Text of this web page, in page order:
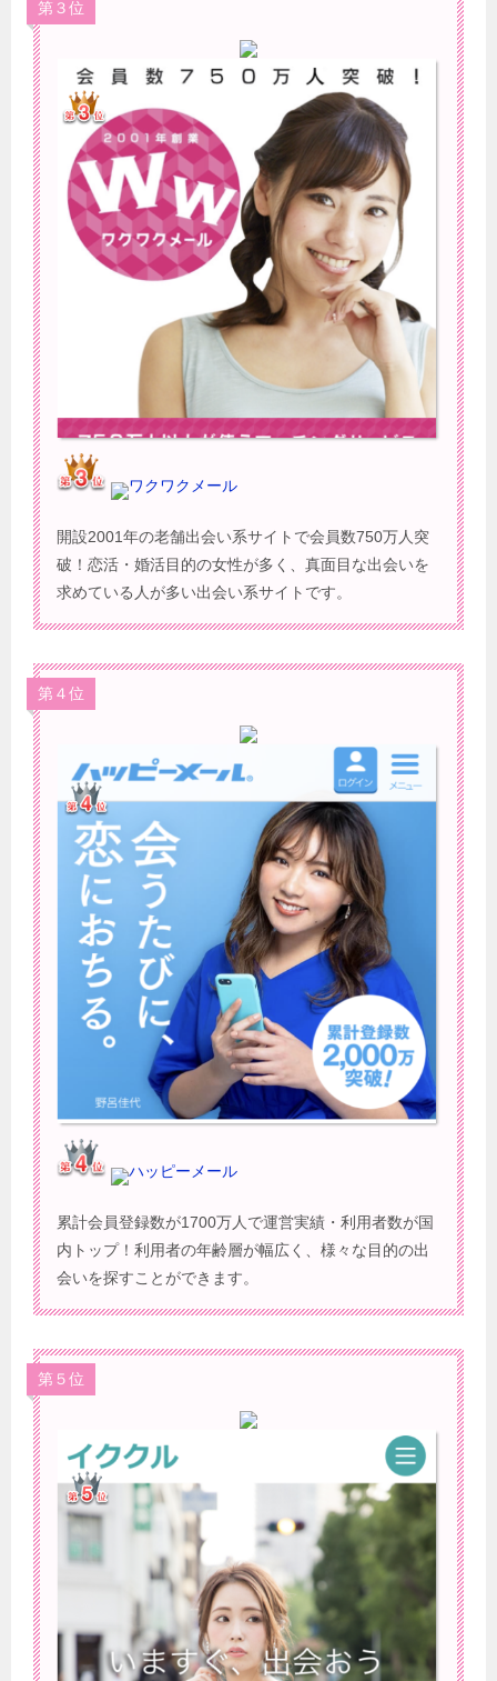
第３位
ワクワクメール
開設2001年の老舗出会い系サイトで会員数750万人突
破！恋活・婚活目的の女性が多く、真面目な出会いを
求めている人が多い出会い系サイトです。
第４位
ハッピーメール
累計会員登録数が1700万人で運営実績・利用者数が国
内トップ！利用者の年齢層が幅広く、様々な目的の出
会いを探すことができます。
第５位